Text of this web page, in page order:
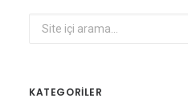
KATEGORİLER